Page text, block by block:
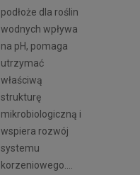
podłoże dla roślin
wodnych wpływa
na pH, pomaga
utrzymać
właściwą
strukturę
mikrobiologiczną i
wspiera rozwój
systemu
korzeniowego....